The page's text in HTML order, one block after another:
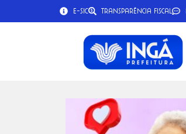
e-SIC Transparência Fiscal